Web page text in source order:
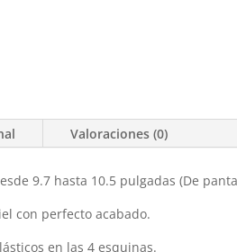
Valoraciones (0)
9.7 hasta 10.5 pulgadas (De
con perfecto acabado.
en las 4 esquinas.